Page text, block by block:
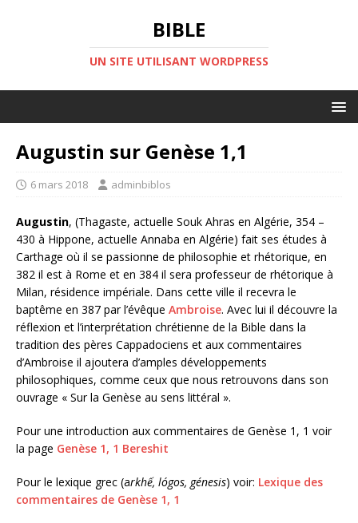
BIBLE
UN SITE UTILISANT WORDPRESS
Augustin sur Genèse 1,1
6 mars 2018 adminbiblos
Augustin, (Thagaste, actuelle Souk Ahras en Algérie, 354 –
430 à Hippone, actuelle Annaba en Algérie) fait ses études à
Carthage où il se passionne de philosophie et rhétorique, en
382 il est à Rome et en 384 il sera professeur de rhétorique à
Milan, résidence impériale. Dans cette ville il recevra le
baptême en 387 par l’évêque Ambroise. Avec lui il découvre la
réflexion et l’interprétation chrétienne de la Bible dans la
tradition des pères Cappadociens et aux commentaires
d’Ambroise il ajoutera d’amples développements
philosophiques, comme ceux que nous retrouvons dans son
ouvrage « Sur la Genèse au sens littéral ».
Pour une introduction aux commentaires de Genèse 1, 1 voir
la page Genèse 1, 1 Bereshit
Pour le lexique grec (arkhế, lógos, génesis) voir: Lexique des
commentaires de Genèse 1, 1